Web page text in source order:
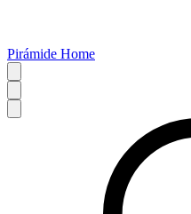
Pirámide Home